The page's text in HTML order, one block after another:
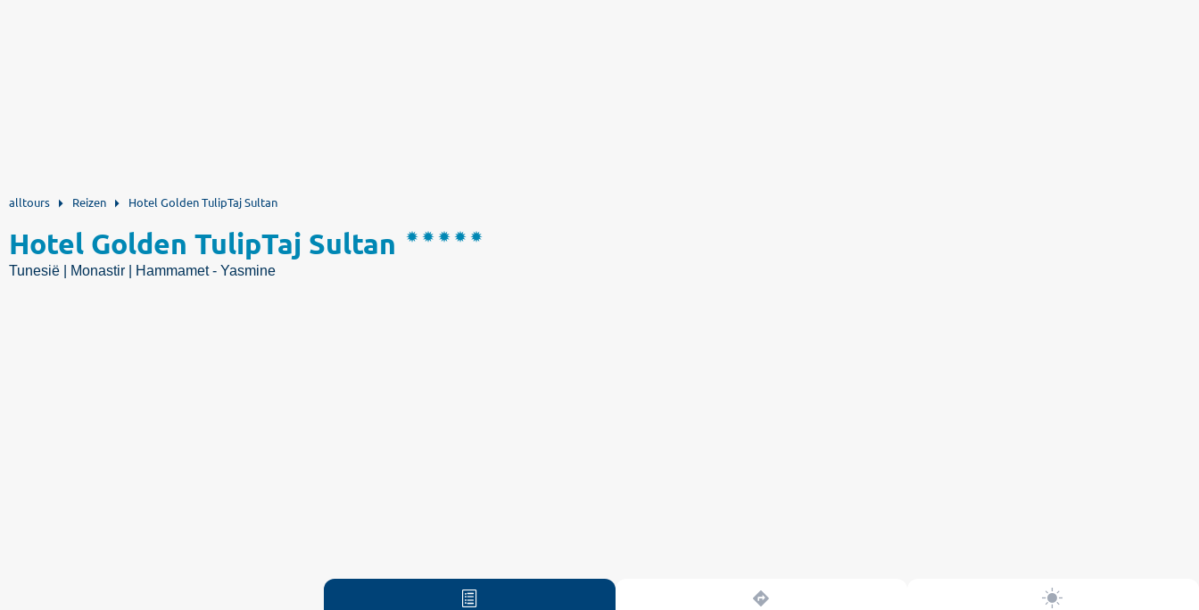
alltours Reizen Hotel Golden TulipTaj Sultan
Hotel Golden TulipTaj Sultan
Tunesië | Monastir | Hammamet - Yasmine